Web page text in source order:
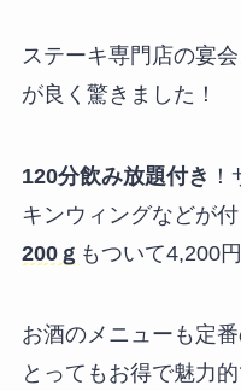
ステーキ専門店の宴
が良く驚きました！
120分飲み放題付き
キンウィングなどが
200ｇ もついて4,200
お酒のメニューも定
とってもお得で魅力